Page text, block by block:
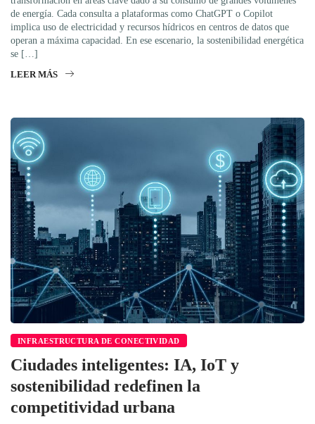
de energía. Cada consulta a plataformas como ChatGPT o Copilot
implica uso de electricidad y recursos hídricos en centros de datos que
operan a máxima capacidad. En ese escenario, la sostenibilidad energética
se […]
LEER MÁS
INFRAESTRUCTURA DE CONECTIVIDAD
Ciudades inteligentes: IA, IoT y
sostenibilidad redefinen la
competitividad urbana